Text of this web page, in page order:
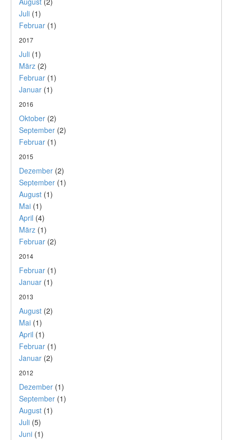
Juli (1)
Februar (1)
2017
Juli (1)
März (2)
Februar (1)
Januar (1)
2016
Oktober (2)
September (2)
Februar (1)
2015
Dezember (2)
September (1)
August (1)
Mai (1)
April (4)
März (1)
Februar (2)
2014
Februar (1)
Januar (1)
2013
August (2)
Mai (1)
April (1)
Februar (1)
Januar (2)
2012
Dezember (1)
September (1)
August (1)
Juli (5)
Juni (1)